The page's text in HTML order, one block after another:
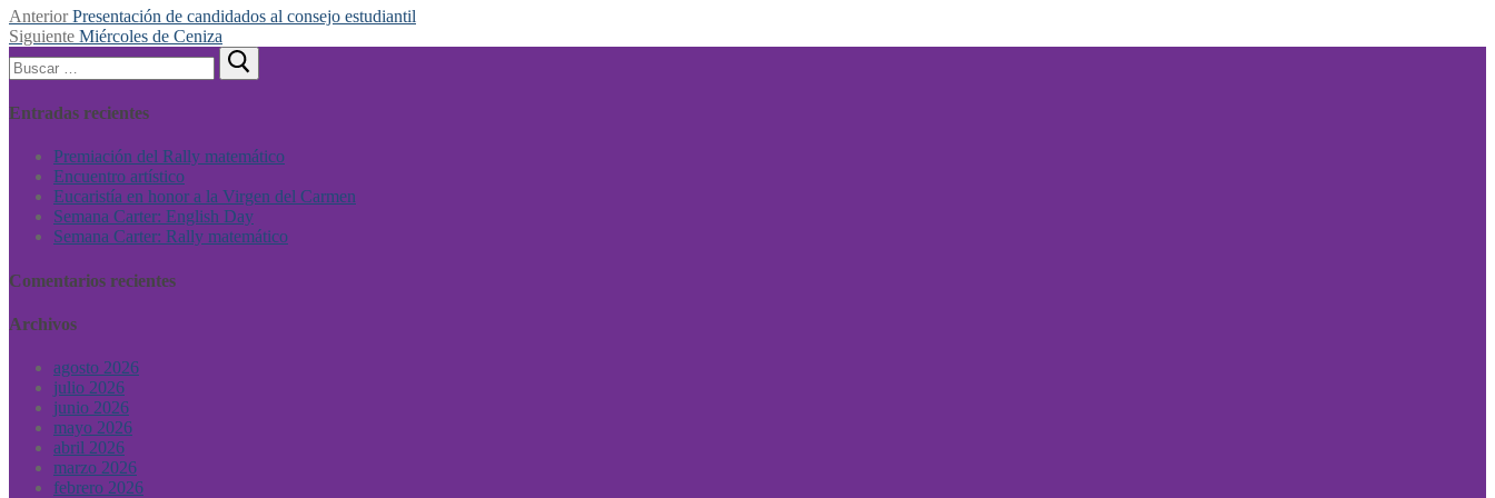
Anterior Presentación de candidados al consejo estudiantil
Siguiente Miércoles de Ceniza
Entradas recientes
Premiación del Rally matemático
Encuentro artístico
Eucaristía en honor a la Virgen del Carmen
Semana Carter: English Day
Semana Carter: Rally matemático
Comentarios recientes
Archivos
agosto 2026
julio 2026
junio 2026
mayo 2026
abril 2026
marzo 2026
febrero 2026